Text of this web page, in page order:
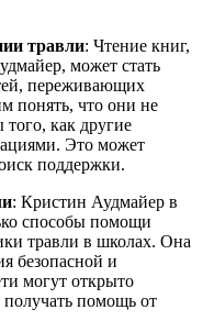
травли: Чтение книг,
может стать
переживающих
понять, что они не
как другие
Это может
поддержки.
: Кристин Аудмайер в
способы помощи
травли в школах. Она
безопасной и
могут открыто
помощь от